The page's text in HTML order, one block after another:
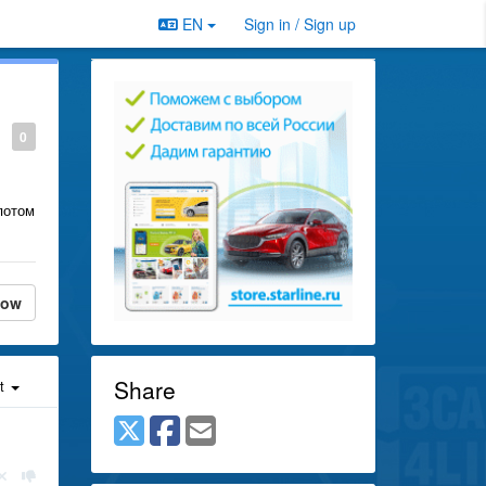
EN Sign in / Sign up
0
Share